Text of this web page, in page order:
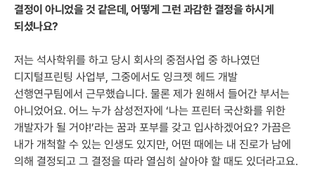
결정이 아니었을 것 같은데, 어떻게 그런 과감한 결정을 하시게
되셨나요?
저는 석사학위를 하고 당시 회사의 중점사업 중 하나였던
디지털프린팅 사업부, 그중에서도 잉크젯 헤드 개발
선행연구팀에서 근무했습니다. 물론 제가 원해서 들어간 부서는
아니었어요. 어느 누가 삼성전자에 ‘나는 프린터 국산화를 위한
개발자가 될 거야!’라는 꿈과 포부를 갖고 입사하겠어요? 가끔은
내가 개척할 수 있는 인생도 있지만, 어떤 때에는 내 진로가 남에
의해 결정되고 그 결정을 따라 열심히 살아야 할 때도 있더라고요.